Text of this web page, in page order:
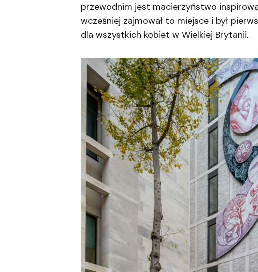
przewodnim jest macierzyństwo
wcześniej zajmował to miejsce i był
dla wszystkich kobiet w Wielkiej Brytanii.